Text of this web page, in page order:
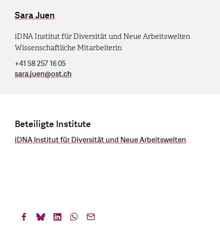
Sara Juen
iDNA Institut für Diversität und Neue Arbeitswelten
Wissenschaftliche Mitarbeiterin
+41 58 257 16 05
sara.juen@ost.ch
Beteiligte Institute
iDNA Institut für Diversität und Neue Arbeitswelten